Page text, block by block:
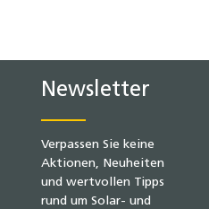
Newsletter
Verpassen Sie keine
Aktionen, Neuheiten
und wertvollen Tipps
rund um Solar- und